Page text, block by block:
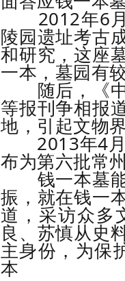
2012年6月3
陵园遗址考古
和研究，这座
一本，墓园有
随后，《中
等报刊争相报
地，引起文物
2013年4月
布为第六批常
钱一本墓能
振，就在钱一
道，采访众多
良、苏慎从史
主身份，为保
本